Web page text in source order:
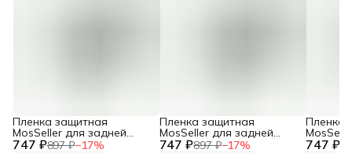
747 ₽897 ₽−17%
Пленка защитная
MosSeller для задней
панели для Asus Zenfone 747 ₽897 ₽−17%
Пленка защитная
MosSeller для задней
панели для ASUS 747 ₽
Пленка
панели